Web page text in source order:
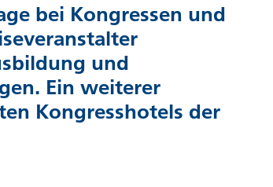
bei Kongressen und
und
Ein weiterer
Kongresshotels der